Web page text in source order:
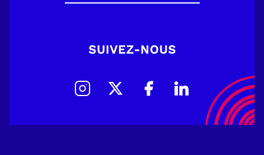
SUIVEZ-NOUS